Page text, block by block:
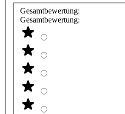
Gesamtbewertung:
Gesamtbewertung: